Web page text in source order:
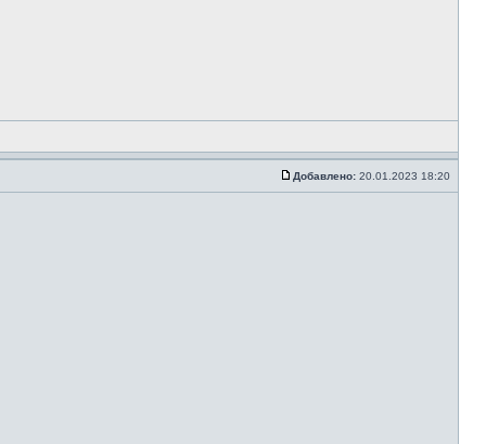
Добавлено: 20.01.2023 18:20